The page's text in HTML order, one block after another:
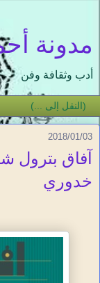
مدونة
أدب وثقافة وفن
2018/01/03
آفاق بترول
خدوري